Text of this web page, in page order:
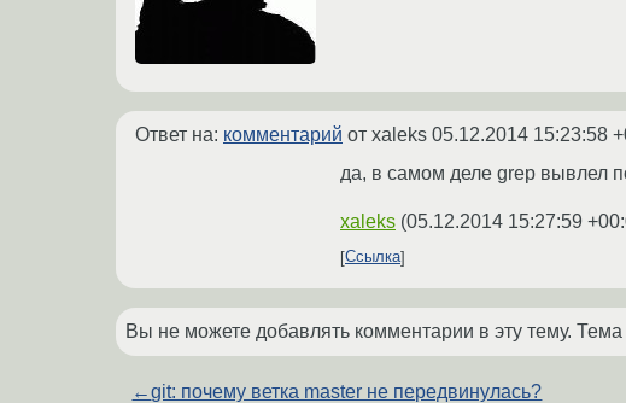
Ответ на: комментарий от xaleks 05.12.2014 15:23:58
да, в самом деле grep вывлел
xaleks (05.12.2014 15:27:59
Ссылка
Вы не можете добавлять комментарии в эту тему.
←git: почему ветка master не передвинулась?